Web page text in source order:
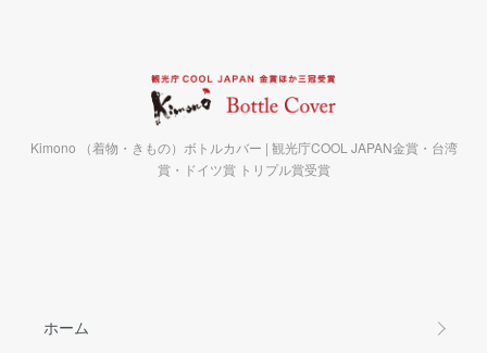
Kimono （着物・きもの）ボトルカバー | 観光庁COOL JAPAN金賞・台湾
賞・ドイツ賞 トリプル賞受賞
ホーム